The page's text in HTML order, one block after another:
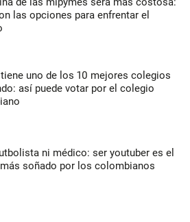
las opciones para enfrentar el
uno de los 10 mejores colegios
así puede votar por el colegio
ni médico: ser youtuber es el
soñado por los colombianos